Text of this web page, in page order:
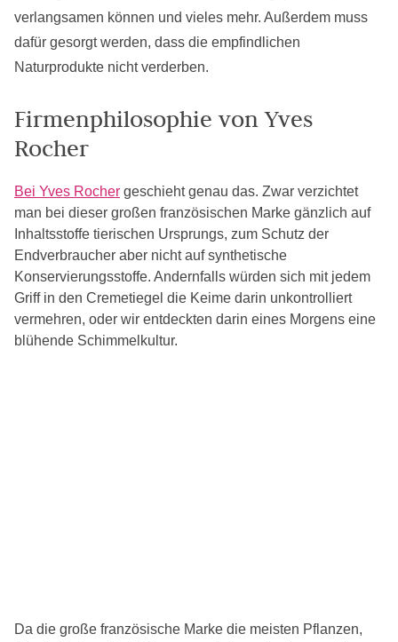
verlangsamen können und vieles mehr. Außerdem muss
dafür gesorgt werden, dass die empfindlichen
Naturprodukte nicht verderben.
Firmenphilosophie von Yves
Rocher
Bei Yves Rocher geschieht genau das. Zwar verzichtet
man bei dieser großen französischen Marke gänzlich auf
Inhaltsstoffe tierischen Ursprungs, zum Schutz der
Endverbraucher aber nicht auf synthetische
Konservierungsstoffe. Andernfalls würden sich mit jedem
Griff in den Cremetiegel die Keime darin unkontrolliert
vermehren, oder wir entdeckten darin eines Morgens eine
blühende Schimmelkultur.
Da die große französische Marke die meisten Pflanzen,